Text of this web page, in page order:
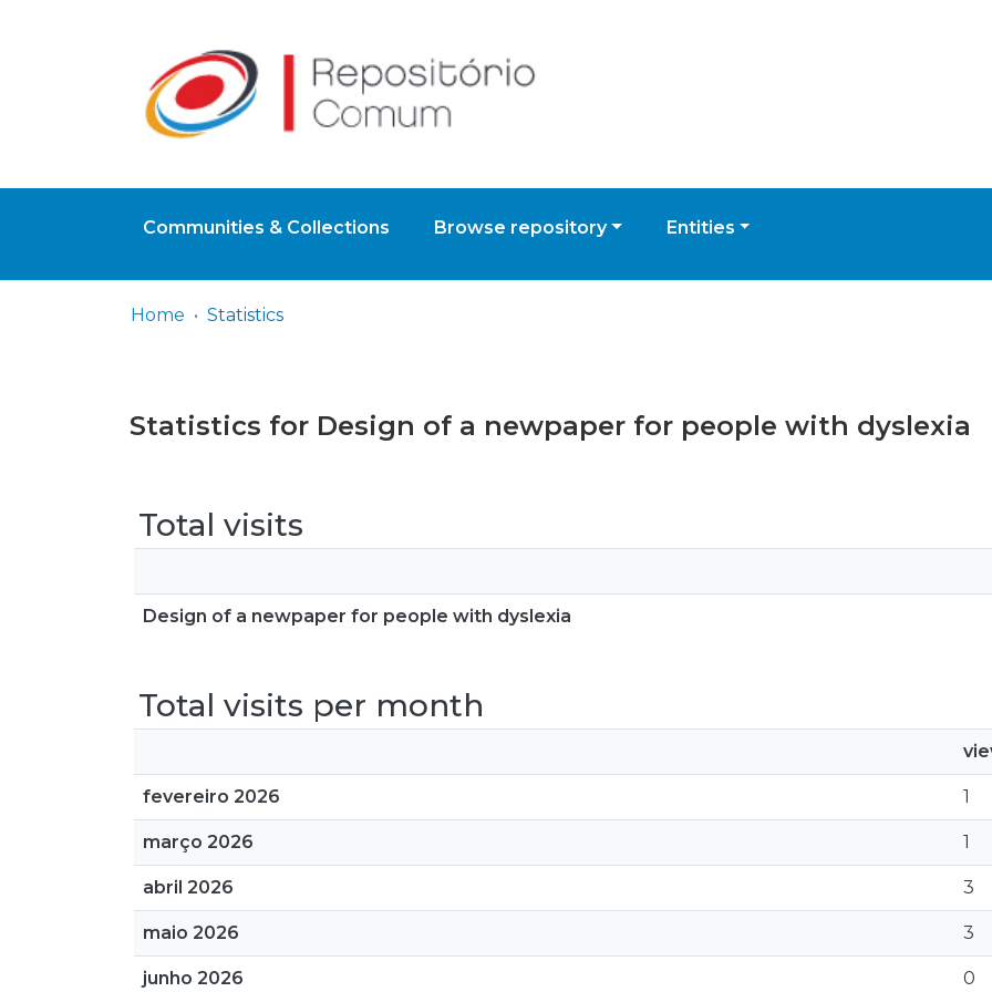
Communities & Collections Browse repository Entities
Home Statistics
Statistics for Design of a newpaper for people with dyslexia
Total visits
Design of a newpaper for people with dyslexia
Total visits per month
fevereiro 2026 1
março 2026 1
abril 2026 3
maio 2026 3
junho 2026 0